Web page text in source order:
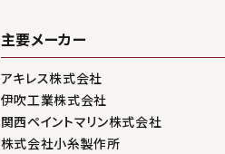
主要メーカー
アキレス株式会社
伊吹工業株式会社
関西ペイントマリン株式会社
株式会社小糸製作所